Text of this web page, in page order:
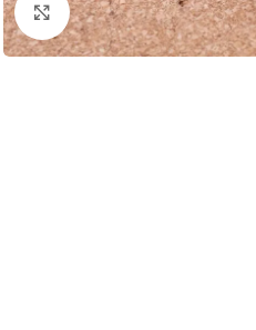
Klik om te vergroten